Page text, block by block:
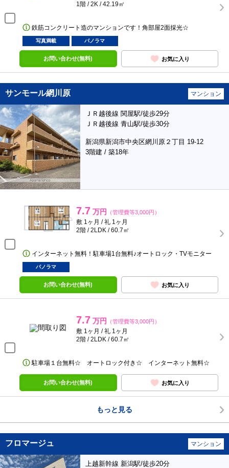
1階 / 2K / 42.19㎡
鉄筋コンクリート造のマンションです！角部屋2面採光☆
写真満載 パノラマ
お問い合わせ(無料) お気に入り
サンモール網川原 マンション
ＪＲ越後線 関屋駅/徒歩29分
ＪＲ越後線 青山駅/徒歩30分
新潟県新潟市中央区網川原２丁目 19-12
3階建 / 築18年
7.7 万円 （管理費等3,000円）
敷 1ヶ月 / 礼 1ヶ月
2階 / 2LDK / 60.7㎡
インターネット無料！駐車場1台無料♪オートロック・TVモニター
パノラマ
お問い合わせ(無料) お気に入り
7.7 万円 （管理費等3,000円）
敷 1ヶ月 / 礼 1ヶ月
2階 / 2LDK / 60.7㎡
駐車場１台無料☆ オートロック付き☆ インターネット無料☆
お問い合わせ(無料) お気に入り
もっと見る
フロマージュ マンション
上越新幹線 新潟駅/徒歩20分